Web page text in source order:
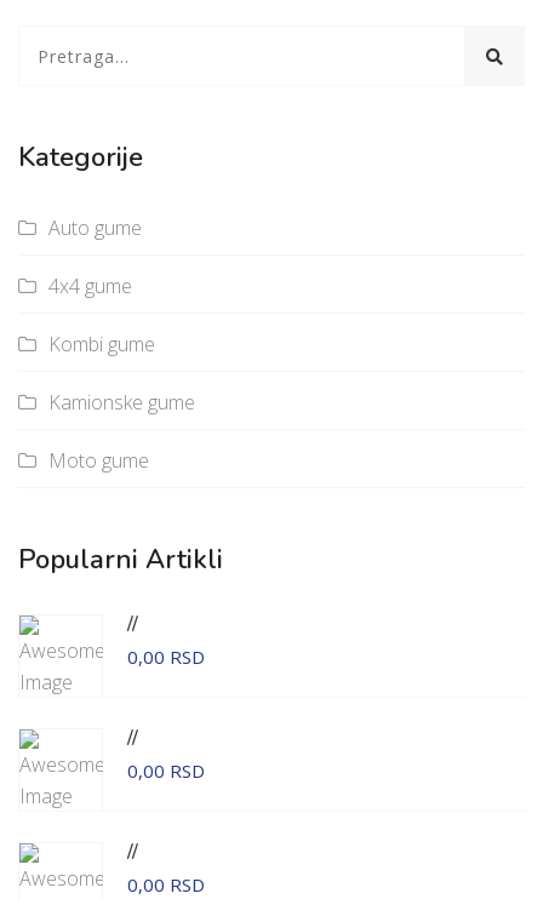
Kategorije
Auto gume
4x4 gume
Kombi gume
Kamionske gume
Moto gume
Popularni Artikli
//
0,00 RSD
//
0,00 RSD
//
0,00 RSD